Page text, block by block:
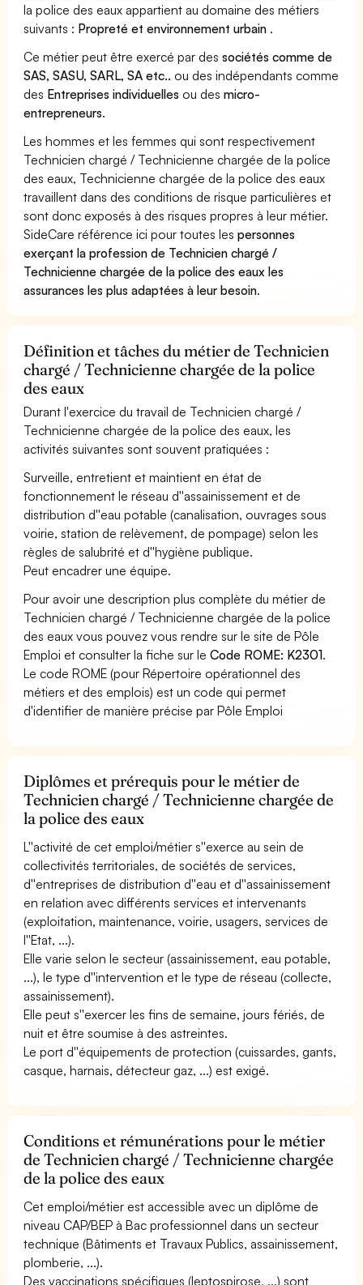
la police des eaux appartient au domaine des métiers
suivants : Propreté et environnement urbain .
Ce métier peut être exercé par dessociétés comme de
SAS, SASU, SARL, SA etc.. ou des indépendants comme
des Entreprises individuelles ou desmicro-
entrepreneurs.
Les hommes et les femmes qui sont respectivement
Technicien chargé / Technicienne chargée de la police
des eaux, Technicienne chargée de la police des eaux
travaillent dans des conditions de risque particulières et
sont donc exposés à des risques propres à leur métier.
SideCare référence ici pour toutes lespersonnes
exerçant la profession de Technicien chargé /
Technicienne chargée de la police des eaux les
assurances les plus adaptées à leur besoin.
Définition et tâches du métier de Technicien
chargé / Technicienne chargée de la police
des eaux
Durant l'exercice du travail de Technicien chargé /
Technicienne chargée de la police des eaux, les
activités suivantes sont souvent pratiquées :
Surveille, entretient et maintient en état de
fonctionnement le réseau d''assainissement et de
distribution d''eau potable (canalisation, ouvrages sous
voirie, station de relèvement, de pompage) selon les
règles de salubrité et d''hygiène publique.
Peut encadrer une équipe.
Pour avoir une description plus complète du métier de
Technicien chargé / Technicienne chargée de la police
des eaux vous pouvez vous rendre sur le site de Pôle
Emploi et consulter la fiche sur leCode ROME: K2301.
Le code ROME (pour Répertoire opérationnel des
métiers et des emplois) est un code qui permet
d'identifier de manière précise par Pôle Emploi
Diplômes et prérequis pour le métier de
Technicien chargé / Technicienne chargée de
la police des eaux
L''activité de cet emploi/métier s''exerce au sein de
collectivités territoriales, de sociétés de services,
d''entreprises de distribution d''eau et d''assainissement
en relation avec différents services et intervenants
(exploitation, maintenance, voirie, usagers, services de
l''Etat, ...).
Elle varie selon le secteur (assainissement, eau potable,
...), le type d''intervention et le type de réseau (collecte,
assainissement).
Elle peut s''exercer les fins de semaine, jours fériés, de
nuit et être soumise à des astreintes.
Le port d''équipements de protection (cuissardes, gants,
casque, harnais, détecteur gaz, ...) est exigé.
Conditions et rémunérations pour le métier
de Technicien chargé / Technicienne chargée
de la police des eaux
Cet emploi/métier est accessible avec un diplôme de
niveau CAP/BEP à Bac professionnel dans un secteur
technique (Bâtiments et Travaux Publics, assainissement,
plomberie, ...).
Des vaccinations spécifiques (leptospirose, ...) sont